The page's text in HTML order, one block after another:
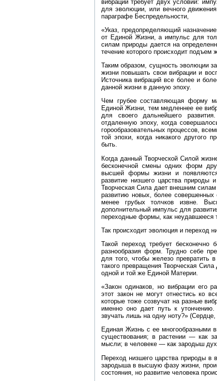
вибраций требует двух условий:
для эволюции, или вечного
параграфе Беспредельности,
«Указ, предопределяющий
от Единой Жизни, а импульс для
силам природы дается на
течение которого происходит подъем
Таким образом, сущность эволюции
жизни повышать свои вибрации и
Источника вибраций все более и
данной жизни в данную эпоху.
Чем грубее составляющая форму
Единой Жизни, тем медленнее ее
для своего дальнейшего
отдаленную эпоху, когда
горообразовательных процессов,
той эпохи, когда никакого другого
быть.
Когда данный Творческой Силой
бесконечной смены одних форм
высшей формы жизни и
развитие низшего царства природы
Творческая Сила дает внешним
развитию новых, более
менее грубых толчков извне.
дополнительный импульс для
переходные формы, как неудавшееся
Так происходит эволюция и переход
Такой переход требует бесконечно
разнообразия форм. Трудно себе
для того, чтобы железо
такого превращения Творческая Сила
одной и той же Единой Материи.
«Закон одинаков, но вибрации его
этот закон не могут отнестись ко
которые тоже созвучат на разные
именно оно дает путь к
звучать лишь на одну ноту?» (Сердце,
Единая Жизнь с ее многообразными
существования; в растении — как
мысли; в человеке — как зародыш
Переход низшего царства природы в
зародыша в высшую фазу жизни,
состояния, но развитие человека